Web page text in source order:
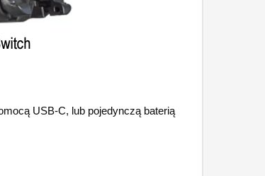
USB-C, lub pojedynczą baterią